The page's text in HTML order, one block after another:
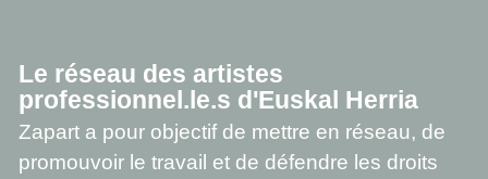
Le réseau des artistes
professionnel.le.s d'Euskal Herria
Zapart a pour objectif de mettre en réseau, de
promouvoir le travail et de défendre les droits